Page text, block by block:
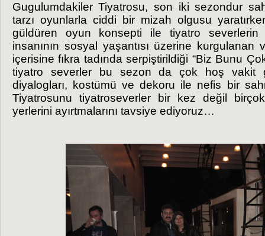
Gugulumdakiler Tiyatrosu, son iki sezondur
tarzı oyunlarla ciddi bir mizah olgusu
güldüren oyun konsepti ile tiyatro
insanının sosyal yaşantısı üzerine
içerisine fıkra tadında serpiştirildiği “Biz Bunu
tiyatro severler bu sezon da çok hoş vakit
diyalogları, kostümü ve dekoru ile nefis bir
Tiyatrosunu tiyatroseverler bir kez değil
yerlerini ayırtmalarını tavsiye ediyoruz…